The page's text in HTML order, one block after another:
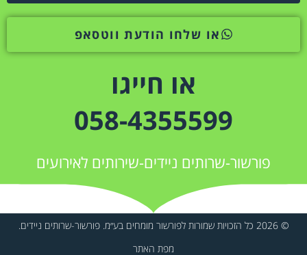
או שלחו הודעת ווטסאפ
או חייגו
058-4355599
פורשור-שרותים ניידים-שירותים לאירועים
© 2026 כל הזכויות שמורות לפורשור מומחים בע״מ. פורשור-שרותים ניידים.
מפת האתר